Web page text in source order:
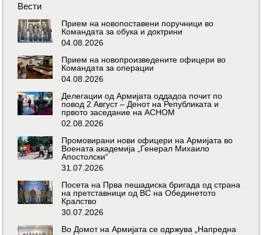
Вести
Прием на новопоставени поручници во
Командата за обука и доктрини
04.08.2026
Прием на новопроизведените офицери во
Командата за операции
04.08.2026
Делегации од Армијата оддадоа почит по
повод 2 Август – Денот на Републиката и
првото заседание на АСНОМ
02.08.2026
Промовирани нови офицери на Армијата во
Воената академија „Генерал Михаило
Апостолски“
31.07.2026
Посета на Прва пешадиска бригада од страна
на претставници од ВС на Обединетото
Кралство
30.07.2026
Во Домот на Армијата се одржува „Напредна